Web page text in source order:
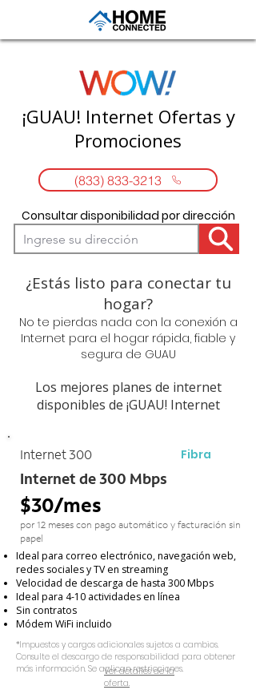
¡GUAU! Internet Ofertas y
Promociones
(833) 833-3213
Consultar disponibilidad por dirección
¿Estás listo para conectar tu
hogar?
No te pierdas nada con la conexión a
Internet para el hogar rápida, fiable y
segura de GUAU
Los mejores planes de internet
disponibles de ¡GUAU! Internet
Internet 300 Fibra
Internet de 300 Mbps
$30/mes
por 12 meses con pago automático y facturación sin
papel
Ideal para correo electrónico, navegación web,
redes sociales y TV en streaming
Velocidad de descarga de hasta 300 Mbps
Ideal para 4-10 actividades en línea
Sin contratos
Módem WiFi incluido
*Impuestos y cargos adicionales sujetos a cambios.
Consulte el descargo de responsabilidad para obtener
más información. Se aplican restricciones.
Ver detalles de la
oferta.